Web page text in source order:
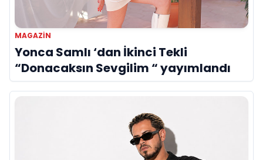
MAGAZIN
Yonca Samlı ‘dan İkinci Tekli
“Donacaksın Sevgilim “ yayımlandı